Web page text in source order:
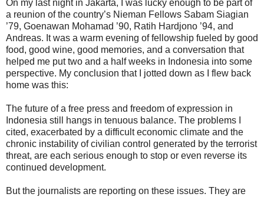
On my last night in Jakarta, I was lucky enough to be part of
a reunion of the country’s Nieman Fellows Sabam Siagian
’79, Goenawan Mohamad ’90, Ratih Hardjono ’94, and
Andreas. It was a warm evening of fellowship fueled by good
food, good wine, good memories, and a conversation that
helped me put two and a half weeks in Indonesia into some
perspective. My conclusion that I jotted down as I flew back
home was this:
The future of a free press and freedom of expression in
Indonesia still hangs in tenuous balance. The problems I
cited, exacerbated by a difficult economic climate and the
chronic instability of civilian control generated by the terrorist
threat, are each serious enough to stop or even reverse its
continued development.
But the journalists are reporting on these issues. They are